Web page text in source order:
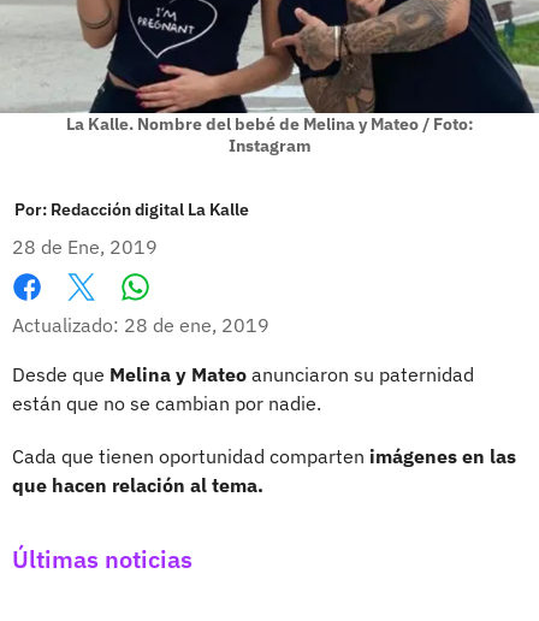
La Kalle. Nombre del bebé de Melina y Mateo / Foto:
Instagram
Por: Redacción digital La Kalle
28 de Ene, 2019
Facebook
X
Actualizado: 28 de ene, 2019
Desde que Melina y Mateo anunciaron su paternidad
están que no se cambian por nadie.
Cada que tienen oportunidad comparten imágenes en las
que hacen relación al tema.
Últimas noticias